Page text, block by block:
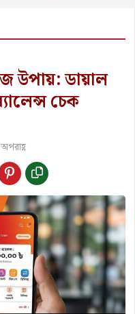
উপায়: ডায়াল
চেক